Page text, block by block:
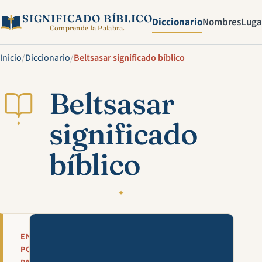
SIGNIFICADO BÍBLICO
Comprende la Palabra. DiccionarioNombres
Inicio/Diccionario/Beltsasar significado bíblico
✦
Beltsasar
significado
bíblico
✦
EN
POCAS
Mira esta explicación en